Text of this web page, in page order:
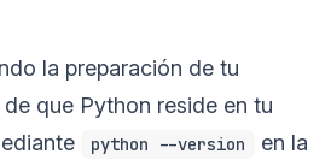
la preparación de tu
que Python reside en tu
python --version
en la